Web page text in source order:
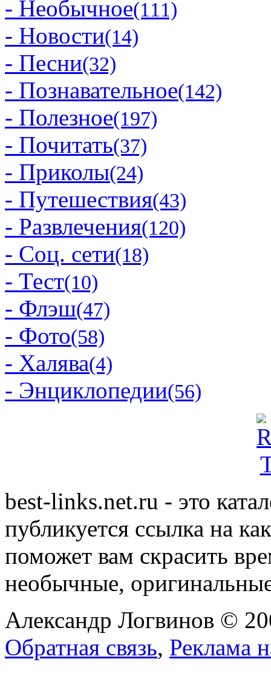
- Необычное(111)
- Новости(14)
- Песни(32)
- Познавательное(142)
- Полезное(197)
- Почитать(37)
- Приколы(24)
- Путешествия(43)
- Развлечения(120)
- Соц. сети(18)
- Тест(10)
- Флэш(47)
- Фото(58)
- Халява(4)
- Энциклопедии(56)
best-links.net.ru - это
публикуется ссылка на
поможет вам скрасить
необычные,
Александр Логвинов ©
Обратная связь, Реклама